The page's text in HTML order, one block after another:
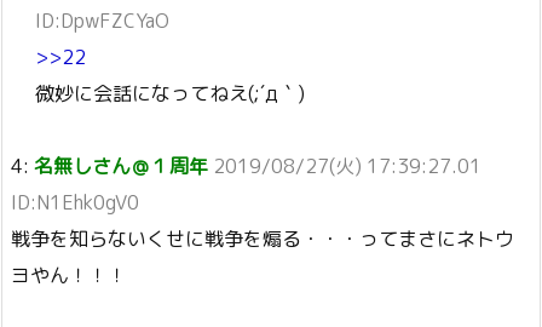
ID:DpwFZCYaO
>>22
微妙に会話になってねえ(;´д｀)
4: 名無しさん＠１周年 2019/08/27(火) 17:39:27.01
ID:N1Ehk0gV0
戦争を知らないくせに戦争を煽る・・・ってまさにネトウ
ヨやん！！！